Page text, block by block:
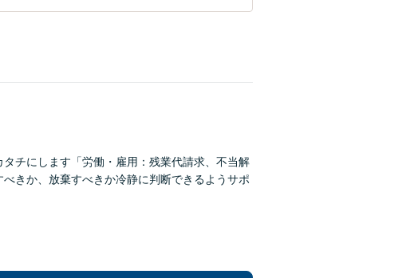
チにします「労働・雇用：残業代請求、不当解
きか、放棄すべきか冷静に判断できるようサポ